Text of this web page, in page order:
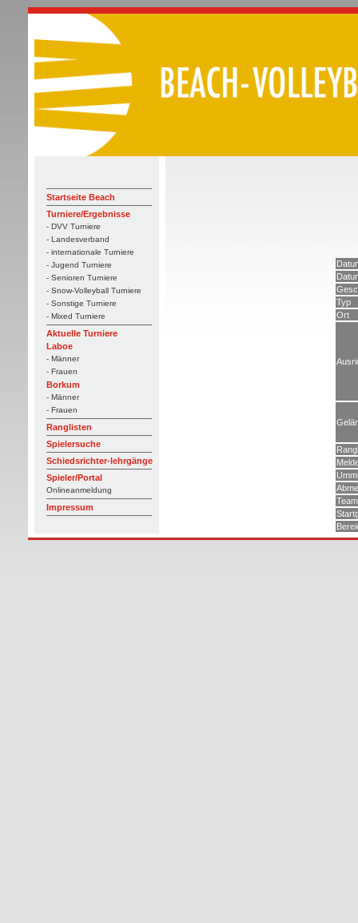
Startseite Beach
Turniere/Ergebnisse
- DVV Turniere
- Landesverband
- internationale Turniere
- Jugend Turniere
- Senioren Turniere
- Snow-Volleyball Turniere
- Sonstige Turniere
- Mixed Turniere
Aktuelle Turniere
Laboe
- Männer
- Frauen
Borkum
- Männer
- Frauen
Ranglisten
Spielersuche
Schiedsrichter-lehrgänge
Spieler/Portal
Onlineanmeldung
Impressum
Typ
Ort